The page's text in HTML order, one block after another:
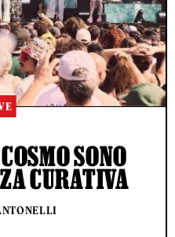
SONO
CURATIVA